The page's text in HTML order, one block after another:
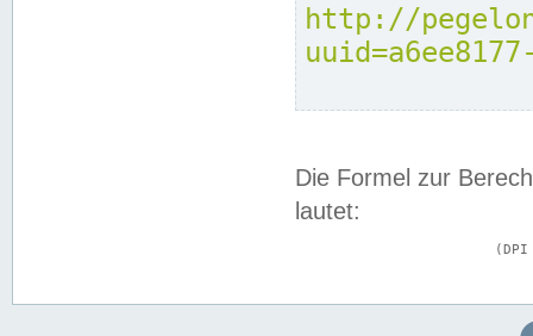
http://
Die Formel zur
lautet: